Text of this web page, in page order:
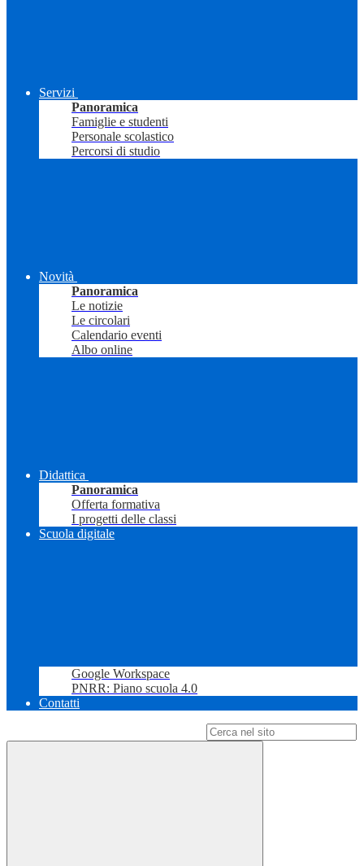
Servizi
Panoramica
Famiglie e studenti
Personale scolastico
Percorsi di studio
Novità
Panoramica
Le notizie
Le circolari
Calendario eventi
Albo online
Didattica
Panoramica
Offerta formativa
I progetti delle classi
Scuola digitale
Google Workspace
PNRR: Piano scuola 4.0
Contatti